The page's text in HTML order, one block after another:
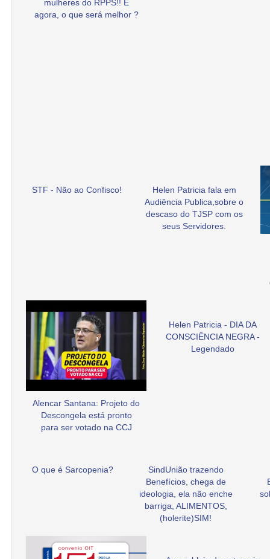
mulheres do RPPS!! E
agora, o que será melhor ?
STF - Não ao Confisco!
Helen Patricia fala em
Audiência Publica,sobre o
descaso do TJSP com os
seus Servidores.
Alencar Santana: Projeto do
Descongela está pronto
para ser votado na CCJ
Helen Patricia - DIA DA
CONSCIÊNCIA NEGRA -
Legendado
O que é Sarcopenia?
SindUnião trazendo
Benefícios, chega de
ideologia, ela não enche
barriga, ALIMENTOS,
(holerite)SIM!